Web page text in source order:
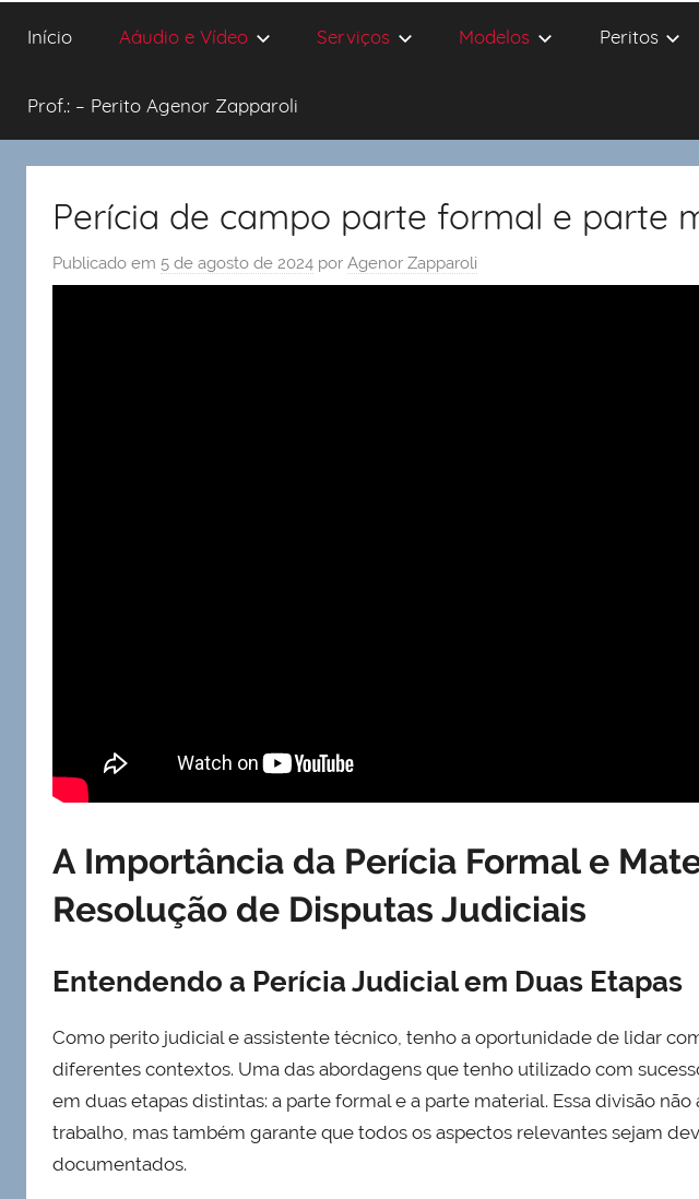
Início Aáudio e Vídeo Serviços Modelos Peritos
Prof.: – Perito Agenor Zapparoli
Perícia de campo parte formal e parte
Publicado em 5 de agosto de 2024 por Agenor Zapparoli
A Importância da Perícia Formal e
Resolução de Disputas Judiciais
Entendendo a Perícia Judicial em Duas Etapas
Como perito judicial e assistente técnico, tenho a oportunidade de lidar
diferentes contextos. Uma das abordagens que tenho utilizado com
em duas etapas distintas: a parte formal e a parte material. Essa divisão
trabalho, mas também garante que todos os aspectos relevantes sejam
documentados.